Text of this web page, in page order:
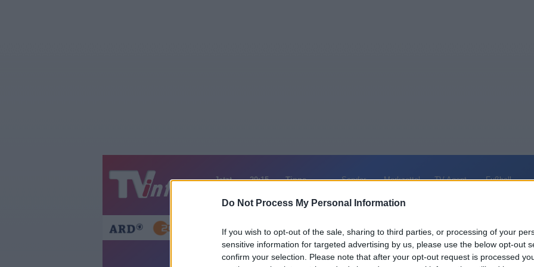
Do Not Process My Personal Information
If you wish to opt-out of the sale, sharing to third parties, or processing of your
sensitive information for targeted advertising by us, please use the below opt-out
confirm your selection. Please note that after your opt-out request is processed
Jetzt 20:15 Tipps Sender Merkzettel TV-Agent Fußball
Gestern Heute So Mo Di Mi
Hubert und Staller - Bleifrei in den Tod - Serie / Krimiserie